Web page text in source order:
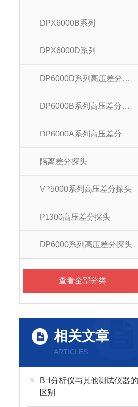
DPX6000B系列
DPX6000D系列
DP6000D系列高压差分探头
DP6000B系列高压差分探头
DP6000A系列高压差分探头
隔离差分探头
VP5000系列高压差分探头
P1300高压差分探头
DP6000系列高压差分探头
查看全部分类
相关文章
ARTICLES
BH分析仪与其他测试仪器的
区别